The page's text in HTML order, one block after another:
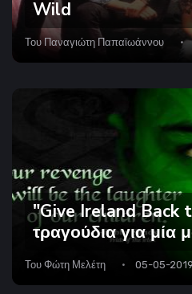
Wild
Του Παναγιώτη Παπαϊωάννου
"Give Ireland Back
τραγούδια για μία
Του Φώτη Μελέτη 05-05-2019